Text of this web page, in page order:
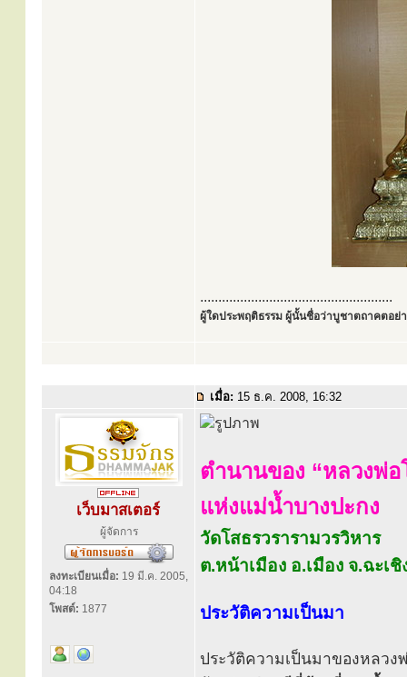
.....................................................
ผู้ใดประพฤติธรรม ผู้นั้นชื่อว่าบูชาตถาคตอย่า
เมื่อ: 15 ธ.ค. 2008, 16:32
เว็บมาสเตอร์
ผู้จัดการ
ลงทะเบียนเมื่อ: 19 มี.ค. 2005,
04:18
โพสต์: 1877
ตำนานของ “หลวงพ่อ
แห่งแม่น้ำบางปะกง
วัดโสธรวรารามวรวิหาร
ต.หน้าเมือง อ.เมือง จ.ฉะเชิ
ประวัติความเป็นมา
ประวัติความเป็นมาของหลว